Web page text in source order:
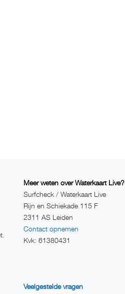
Meer weten over Waterkaart Live?
Surfcheck / Waterkaart Live
Rijn en Schiekade 115 F
2311 AS Leiden
Contact opnemen
Kvk: 61380431
Veelgestelde vragen